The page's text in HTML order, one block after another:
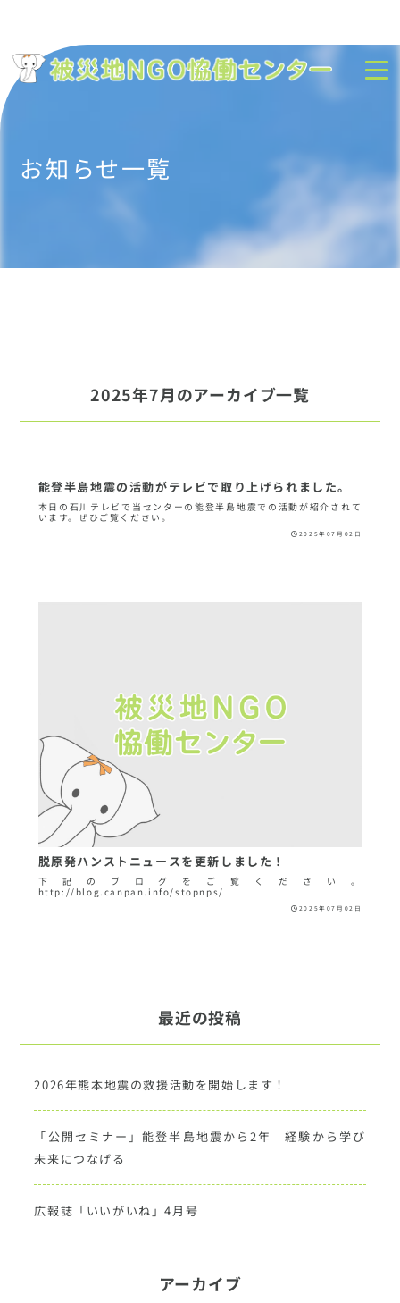
お知らせ一覧
2025年7月のアーカイブ一覧
能登半島地震の活動がテレビで取り上げられました。
2025年07月02日
本日の石川テレビで当センターの能登半島地震での活動が紹介されて
います。ぜひご覧ください。
脱原発ハンストニュースを更新しました！
2025年07月02日
下記のブログをご覧ください。
http://blog.canpan.info/stopnps/
最近の投稿
2026年熊本地震の救援活動を開始します！
「公開セミナー」能登半島地震から2年 経験から学び
未来につなげる
広報誌「いいがいね」4月号
アーカイブ